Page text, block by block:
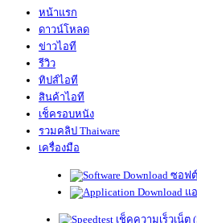
หน้าแรก
ดาวน์โหลด
ข่าวไอที
รีวิว
ทิปส์ไอที
สินค้าไอที
เช็ครอบหนัง
รวมคลิป Thaiware
เครื่องมือ
ซอฟ
แ
เช็คความเร็วเน็ต